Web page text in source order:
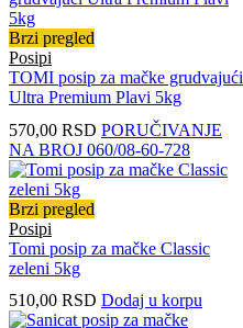
Brzi pregled
Posipi
TOMI posip za mačke grudvajući
Ultra Premium Plavi 5kg
570,00 RSD PORUČIVANJE
NA BROJ 060/08-60-728
Brzi pregled
Posipi
Tomi posip za mačke Classic
zeleni 5kg
510,00 RSD Dodaj u korpu